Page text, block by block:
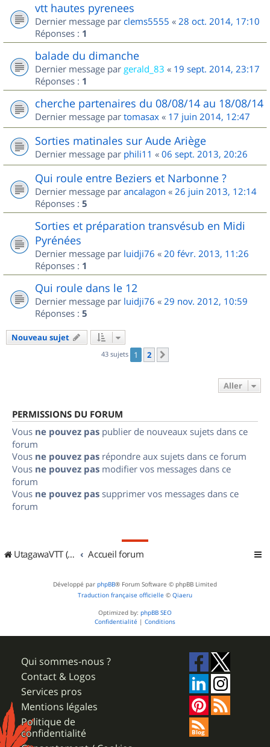
vtt hautes pyrenees
Dernier message par clems5555 « 28 oct. 2014, 17:10
Réponses : 1
balade du dimanche
Dernier message par gerald_83 « 19 sept. 2014, 23:17
Réponses : 1
cherche partenaires du 08/08/14 au 18/08/14
Dernier message par tomasax « 17 juin 2014, 12:47
Sorties matinales sur Aude Ariège
Dernier message par phili11 « 06 sept. 2013, 20:26
Qui roule entre Beziers et Narbonne ?
Dernier message par ancalagon « 26 juin 2013, 12:14
Réponses : 5
Sorties et préparation transvésub en Midi
Pyrénées
Dernier message par luidji76 « 20 févr. 2013, 11:26
Réponses : 1
Qui roule dans le 12
Dernier message par luidji76 « 29 nov. 2012, 10:59
Réponses : 5
Nouveau sujet
43 sujets 1 2
Aller
PERMISSIONS DU FORUM
Vous ne pouvez pas publier de nouveaux sujets dans ce
forum
Vous ne pouvez pas répondre aux sujets dans ce forum
Vous ne pouvez pas modifier vos messages dans ce
forum
Vous ne pouvez pas supprimer vos messages dans ce
forum
UtagawaVTT (Randos VTT et VTTAE avec traces GPS) Accueil forum
Développé par phpBB® Forum Software © phpBB Limited
Traduction française officielle © Qiaeru
Optimized by: phpBB SEO
Confidentialité | Conditions
Qui sommes-nous ?
Contact & Logos
Services pros
Mentions légales
Politique de
confidentialité